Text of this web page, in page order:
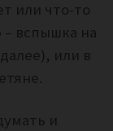
или что-то
– вспышка на
или в
и